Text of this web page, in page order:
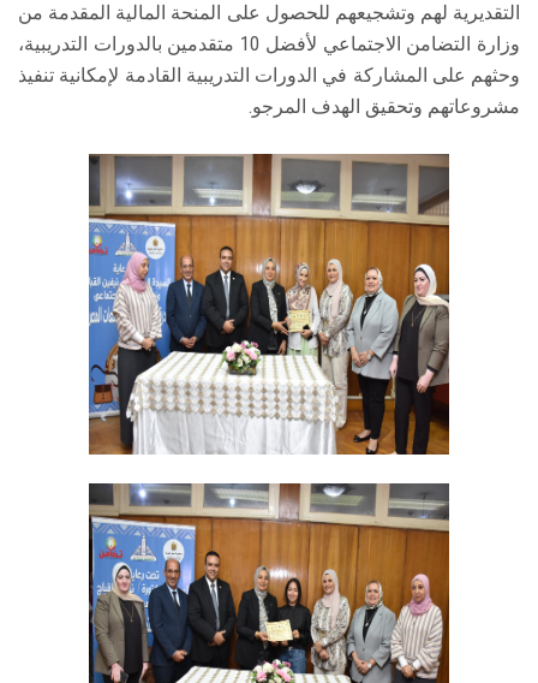
التقديرية لهم وتشجيعهم للحصول على المنحة المالية المقدمة من
وزارة التضامن الاجتماعي لأفضل 10 متقدمين بالدورات التدريبية،
وحثهم على المشاركة في الدورات التدريبية القادمة لإمكانية تنفيذ
مشروعاتهم وتحقيق الهدف المرجو.